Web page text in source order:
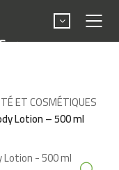
-
ET COSMÉTIQUES
Lotion – 500 ml